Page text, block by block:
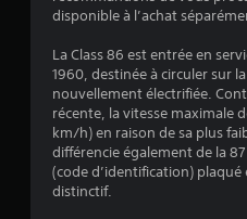
disponible à l’achat
La Class 86 est entrée en
1960, destinée à circuler sur
nouvellement électrifiée.
récente, la vitesse maximale
km/h) en raison de sa plus
différencie également de la
(code d’identification)
distinctif.